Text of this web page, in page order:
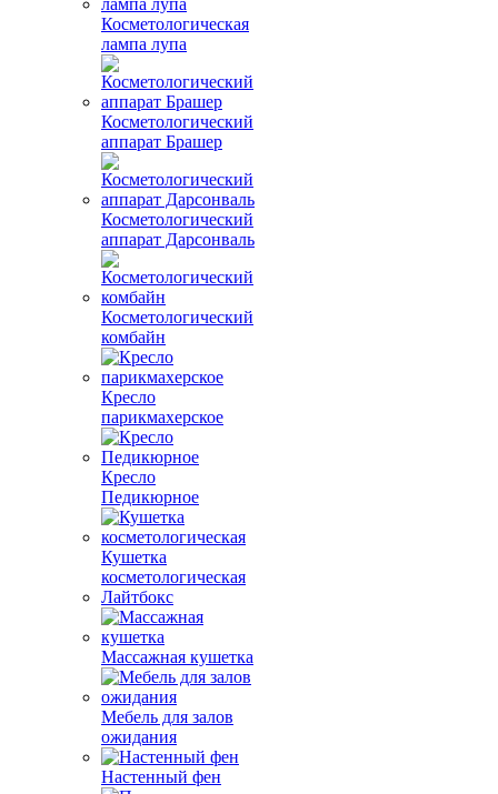
Косметологическая
лампа лупа
Косметологический
аппарат Брашер
Косметологический
аппарат Дарсонваль
Косметологический
комбайн
Кресло
парикмахерское
Кресло
Педикюрное
Кушетка
косметологическая
Лайтбокс
Массажная кушетка
Мебель для залов
ожидания
Настенный фен